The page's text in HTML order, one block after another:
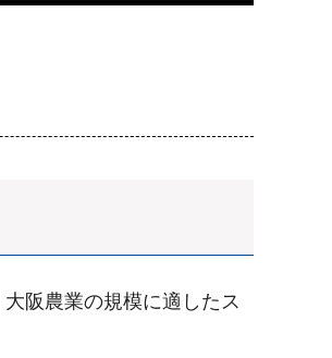
阪農業の規模に適したス